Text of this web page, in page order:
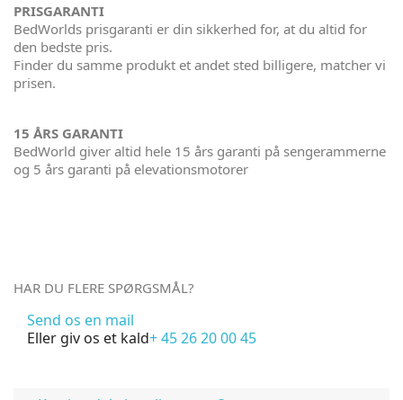
PRISGARANTI
BedWorlds prisgaranti er din sikkerhed for, at du altid for
den bedste pris.
Finder du samme produkt et andet sted billigere, matcher vi
prisen.
15 ÅRS GARANTI
BedWorld giver altid hele 15 års garanti på sengerammerne
og 5 års garanti på elevationsmotorer
HAR DU FLERE SPØRGSMÅL?
Send os en mail
Eller giv os et kald+ 45 26 20 00 45